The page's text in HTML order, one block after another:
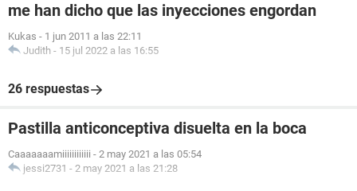
me han dicho que las inyecciones engordan
Kukas - 1 jun 2011 a las 22:11
Judith - 15 jul 2022 a las 16:55
26 respuestas
Pastilla anticonceptiva disuelta en la boca
Caaaaaaamiiiiiiiiiiii - 2 may 2021 a las 05:54
jessi2731 - 2 may 2021 a las 21:28